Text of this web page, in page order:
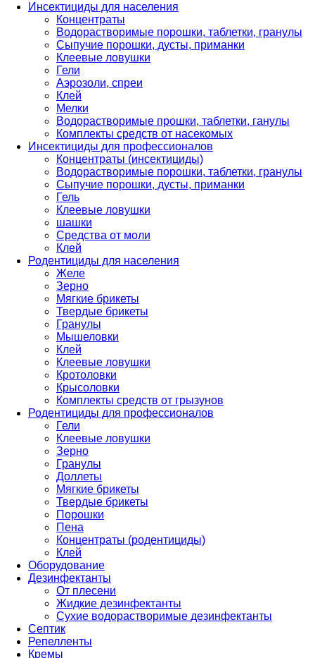
Инсектициды для населения
Концентраты
Водорастворимые порошки, таблетки, гранулы
Сыпучие порошки, дусты, приманки
Клеевые ловушки
Гели
Аэрозоли, спреи
Клей
Мелки
Водорастворимые прошки, таблетки, ганулы
Комплекты средств от насекомых
Инсектициды для профессионалов
Концентраты (инсектициды)
Водорастворимые порошки, таблетки, гранулы
Сыпучие порошки, дусты, приманки
Гель
Клеевые ловушки
шашки
Средства от моли
Клей
Родентициды для населения
Желе
Зерно
Мягкие брикеты
Твердые брикеты
Гранулы
Мышеловки
Клей
Клеевые ловушки
Кротоловки
Крысоловки
Комплекты средств от грызунов
Родентициды для профессионалов
Гели
Клеевые ловушки
Зерно
Гранулы
Доллеты
Мягкие брикеты
Твердые брикеты
Порошки
Пена
Концентраты (родентициды)
Клей
Оборудование
Дезинфектанты
От плесени
Жидкие дезинфектанты
Сухие водорастворимые дезинфектанты
Септик
Репелленты
Кремы